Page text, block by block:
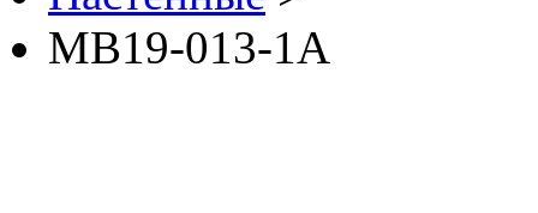
MB19-013-1A